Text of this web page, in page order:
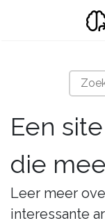
Een
die
Leer meer
interessante